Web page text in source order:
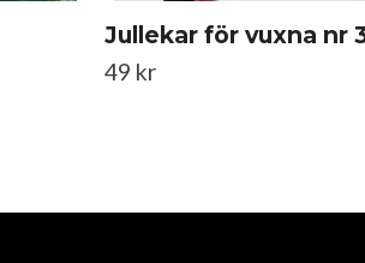
Jullekar för vuxna nr
49 kr